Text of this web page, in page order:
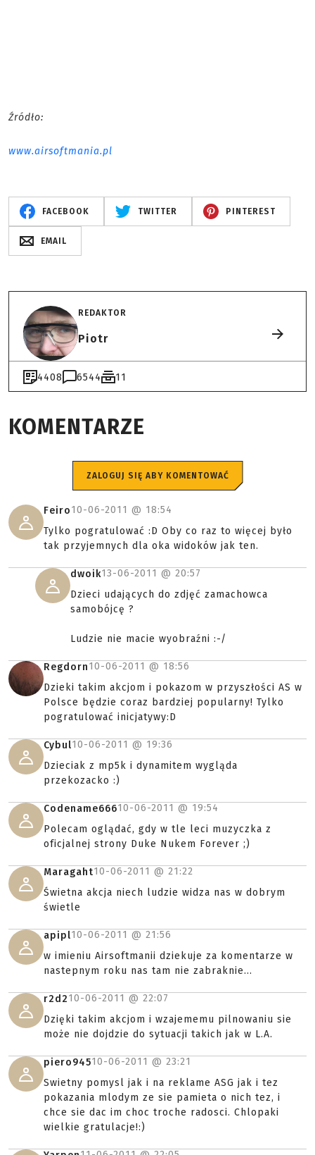
Źródło:
www.airsoftmania.pl
FACEBOOK TWITTER PINTEREST
EMAIL
REDAKTOR
Piotr
4408 6544 11
KOMENTARZE
ZALOGUJ SIĘ ABY KOMENTOWAĆ
Feiro10-06-2011 @ 18:54
Tylko pogratulować :D Oby co raz to więcej było
tak przyjemnych dla oka widoków jak ten.
dwoik13-06-2011 @ 20:57
Dzieci udających do zdjęć zamachowca
samobójcę ?
Ludzie nie macie wyobraźni :-/
Regdorn10-06-2011 @ 18:56
Dzieki takim akcjom i pokazom w przyszłości AS w
Polsce będzie coraz bardziej popularny! Tylko
pogratulować inicjatywy:D
Cybul10-06-2011 @ 19:36
Dzieciak z mp5k i dynamitem wygląda
przekozacko :)
Codename66610-06-2011 @ 19:54
Polecam oglądać, gdy w tle leci muzyczka z
oficjalnej strony Duke Nukem Forever ;)
Maragaht10-06-2011 @ 21:22
Świetna akcja niech ludzie widza nas w dobrym
świetle
apipl10-06-2011 @ 21:56
w imieniu Airsoftmanii dziekuje za komentarze w
nastepnym roku nas tam nie zabraknie...
r2d210-06-2011 @ 22:07
Dzięki takim akcjom i wzajememu pilnowaniu sie
może nie dojdzie do sytuacji takich jak w L.A.
piero94510-06-2011 @ 23:21
Swietny pomysl jak i na reklame ASG jak i tez
pokazania mlodym ze sie pamieta o nich tez, i
chce sie dac im choc troche radosci. Chlopaki
wielkie gratulacje!:)